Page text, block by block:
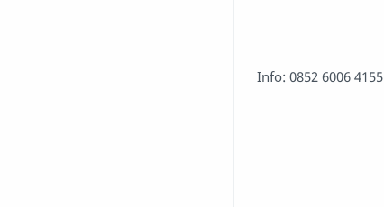
Info: 0852 6006 4155